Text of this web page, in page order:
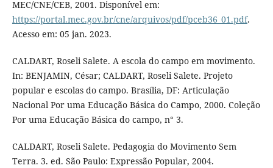
MEC/CNE/CEB, 2001. Disponível em:
https://portal.mec.gov.br/cne/arquivos/pdf/pceb36_01.pdf.
Acesso em: 05 jan. 2023.
CALDART, Roseli Salete. A escola do campo em movimento.
In: BENJAMIN, César; CALDART, Roseli Salete. Projeto
popular e escolas do campo. Brasília, DF: Articulação
Nacional Por uma Educação Básica do Campo, 2000. Coleção
Por uma Educação Básica do campo, n° 3.
CALDART, Roseli Salete. Pedagogia do Movimento Sem
Terra. 3. ed. São Paulo: Expressão Popular, 2004.